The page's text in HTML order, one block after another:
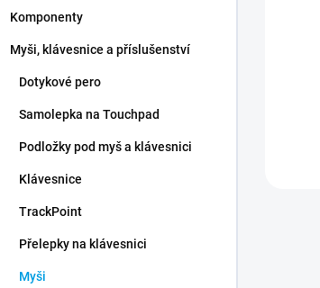
Komponenty
Myši, klávesnice a příslušenství
Dotykové pero
Samolepka na Touchpad
Podložky pod myš a klávesnici
Klávesnice
TrackPoint
Přelepky na klávesnici
Myši